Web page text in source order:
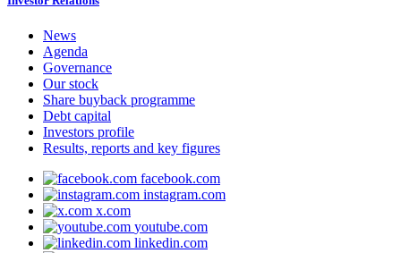
News
Agenda
Governance
Our stock
Share buyback programme
Debt capital
Investors profile
Results, reports and key figures
facebook.com
instagram.com
x.com
youtube.com
linkedin.com